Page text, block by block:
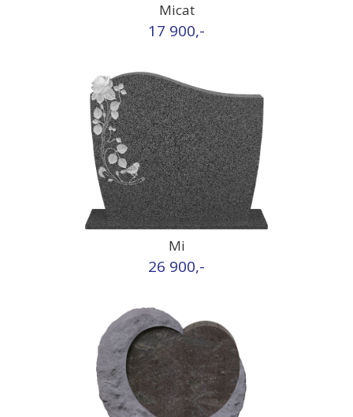
Micat
17 900,-
Mi
26 900,-